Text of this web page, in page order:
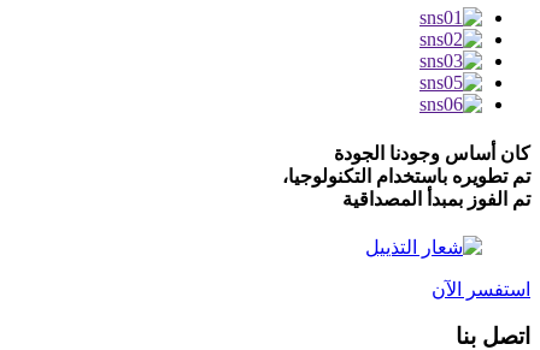
كان أساس وجودنا الجودة
تم تطويره باستخدام التكنولوجيا،
تم الفوز بمبدأ المصداقية
استفسر الآن
اتصل بنا